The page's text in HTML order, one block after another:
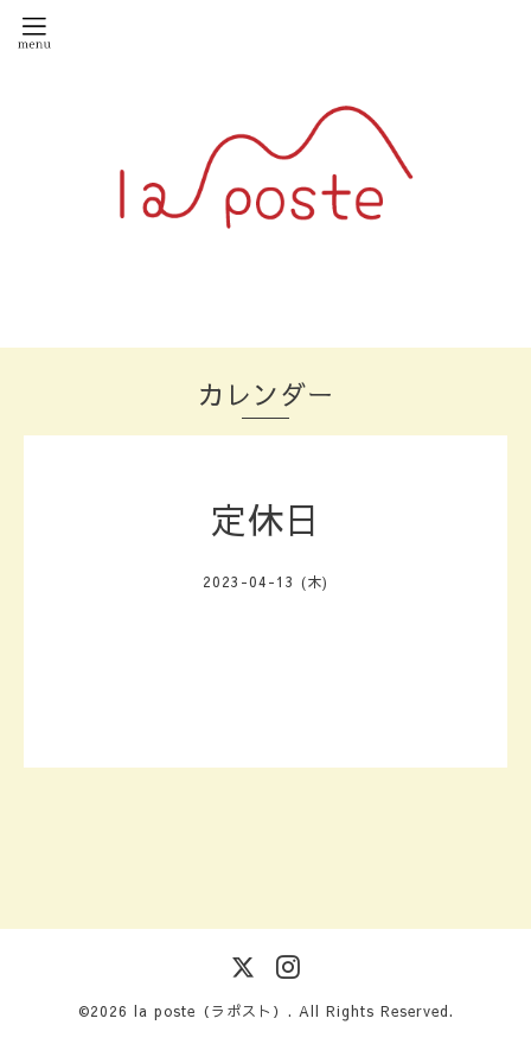
カレンダー
定休日
2023-04-13 (木)
©2026 la poste（ラポスト） . All Rights Reserved.